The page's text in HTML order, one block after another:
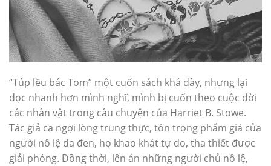
“Túp lều bác Tom” một cuốn sách khá dày, nhưng lại
đọc nhanh hơn mình nghĩ, mình bị cuốn theo cuộc đời
các nhân vật trong câu chuyện của Harriet B. Stowe.
Tác giả ca ngợi lòng trung thực, tôn trọng phẩm giá của
người nô lệ da đen, họ khao khát tự do, tha thiết được
giải phóng. Đồng thời, lên án những người chủ nô lệ,